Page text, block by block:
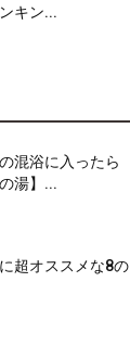
キン...
混浴に入ったら
湯】...
超オススメな8の